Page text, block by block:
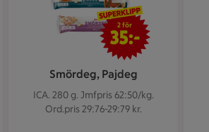
Smördeg, Pajdeg
ICA. 280 g. Jmfpris 62:50/kg.
Ord.pris 29:76-29:79 kr.
2 för 35 kr
2 för
35:-